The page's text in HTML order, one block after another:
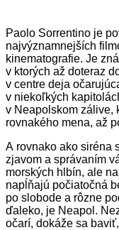
Paolo Sorrentino je
najvýznamnejších
kinematografie. Je
v ktorých až doteraz
v centre deja
v niekoľkých
v Neapolskom zálive,
rovnakého mena, až
A rovnako ako siréna
zjavom a správaním
morských hlbín, ale
napĺňajú počiatočná
po slobode a rôzne
ďaleko, je Neapol.
očarí, dokáže sa